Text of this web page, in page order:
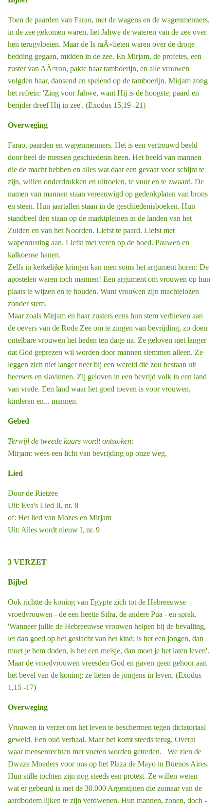
Toen de paarden van Farao, met de wagens en de wagenmenners,
in de zee gekomen waren, liet Jahwe de wateren van de zee over
hen terugvloeien. Maar de Is ­raÃ«lieten waren over de droge
bedding gegaan, midden in de zee. En Mirjam, de profetes, een
zuster van AÃ¤ron, pakte haar tamboerijn, en alle vrouwen
volgden haar, dansend en spelend op de tamboerijn. Mirjam zong
het refrein: 'Zing voor Jahwe, want Hij is de hoogste; paard en
berijder dreef Hij in zee'. (Exodus 15,19 -21)
Overweging
Farao, paarden en wagenmenners. Het is een vertrouwd beeld
door heel de mensen ­geschiedenis heen. Het beeld van mannen
die de macht hebben en alles wat daar een gevaar voor schijnt te
zijn, willen onderdrukken en uitroeien, te vuur en te zwaard. De
namen van mannen staan vereeuwigd op gedenkplaten van brons
en steen. Hun jaartallen staan in de geschiedenisboeken. Hun
standbeel ­den staan op de marktpleinen in de landen van het
Zuiden en van het Noorden. Liefst te paard. Liefst met
wapenrusting aan. Liefst met veren op de hoed. Pauwen en
kalkoense hanen.
Zelfs in kerkelijke kringen kan men soms het argument horen: De
apostelen waren toch mannen! Een argument om vrouwen op hun
plaats te wijzen en te houden. Want vrouwen zijn machtelozen
zonder stem.
Maar zoals Mirjam en haar zusters eens hun stem verhieven aan
de oevers van de Rode Zee om te zingen van bevrijding, zo doen
ontelbare vrouwen het heden ten dage na. Ze geloven niet langer
dat God geprezen wil worden door mannen ­stemmen alleen. Ze
leggen zich niet langer neer bij een wereld die zou bestaan uit
heersers en slavinnen. Zij geloven in een bevrijd volk in een land
van vrede. Een land waar het goed toeven is voor vrouwen,
kinderen en... mannen.
Gebed
Terwijl de tweede kaars wordt ontstoken:
Mirjam: wees een licht van bevrijding op onze weg.
Lied
Door de Rietzee
Uit: Eva's Lied II, nr. 8
of: Het lied van Mozes en Mirjam
Uit: Alles wordt nieuw I, nr. 9
3 VERZET
Bijbel
Ook richtte de koning van Egypte zich tot de Hebreeuwse
vroedvrouwen - de een heette Sifra, de andere Pua - en sprak.
'Wanneer jullie de Hebreeuwse vrouwen helpen bij de bevalling,
let dan goed op het geslacht van het kind; is het een jongen, dan
moet je hem doden, is het een meisje, dan moet je het laten leven'.
Maar de vroedvrouwen vreesden God en gaven geen gehoor aan
het bevel van de koning; ze lieten de jongens in leven. (Exodus
1,15 -17)
Overweging
Vrouwen in verzet om het leven te beschermen tegen dictatoriaal
geweld. Een oud verhaal. Maar het komt steeds terug. Overal
waar mensenrechten met voeten worden getreden. We zien de
Dwaze Moeders voor ons op het Plaza de Mayo in Buenos Aires.
Hun stille tochten zijn nog steeds een protest. Ze willen weten
wat er gebeurd is met de 30.000 Argentijnen die zomaar van de
aardbodem lijken te zijn verdwenen. Hun mannen, zonen, doch ­